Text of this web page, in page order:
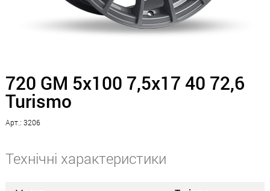
720 GM 5x100 7,5x17 40 72,6
Turismo
Арт.: 3206
Технічні характеристики